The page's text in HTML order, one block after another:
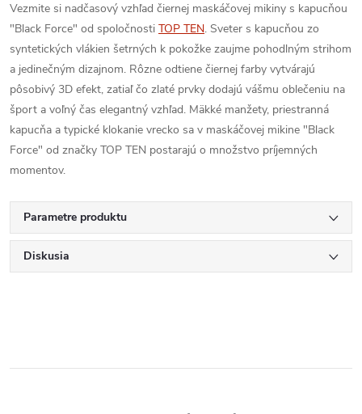
Vezmite si nadčasový vzhľad čiernej maskáčovej mikiny s kapucňou
"Black Force" od spoločnosti TOP TEN. Sveter s kapucňou zo
syntetických vlákien šetrných k pokožke zaujme pohodlným strihom
a jedinečným dizajnom. Rôzne odtiene čiernej farby vytvárajú
pôsobivý 3D efekt, zatiaľ čo zlaté prvky dodajú vášmu oblečeniu na
šport a voľný čas elegantný vzhľad. Mäkké manžety, priestranná
kapucňa a typické klokanie vrecko sa v maskáčovej mikine "Black
Force" od značky TOP TEN postarajú o množstvo príjemných
momentov.
Parametre produktu
Diskusia